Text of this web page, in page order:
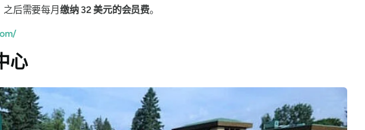
之后需要每月 缴纳 32 美元的会员费。
心